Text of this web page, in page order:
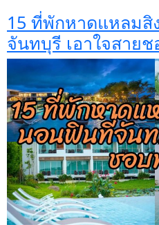
15 ที่พักหาดแหลม
จันทบุรี เอาใจสายช